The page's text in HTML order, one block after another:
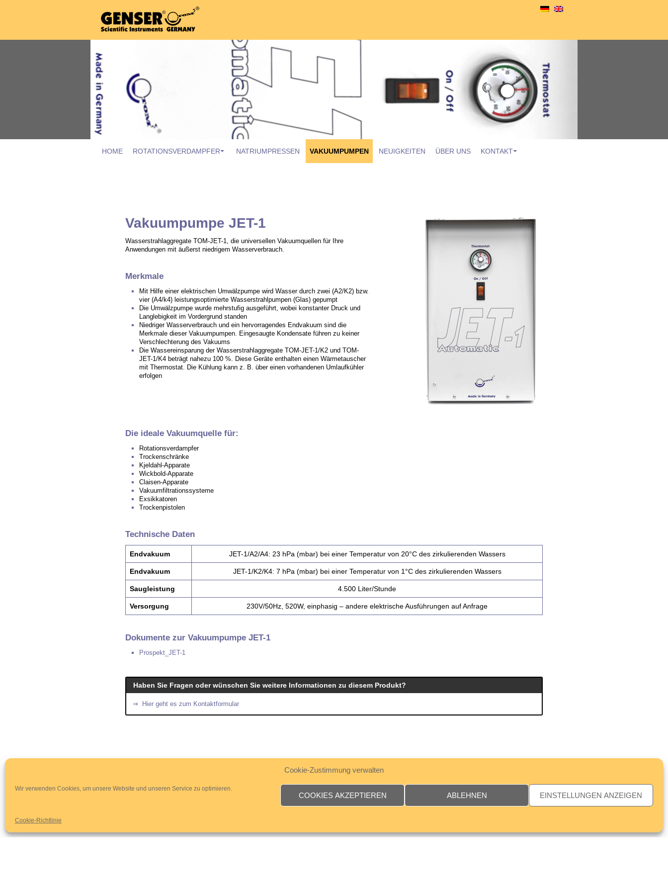
Cookie-Zustimmung verwalten
Wir verwenden Cookies, um unsere Website und unseren Service zu optimieren.
COOKIES AKZEPTIEREN ABLEHNEN EINSTELLUNGEN ANZEIGEN
Cookie-Richtlinie
Genser Rotationsverdampfer & Zubehör
HOME
ROTATIONSVERDAMPFER NATRIUMPRESSEN VAKUUMPUMPEN NEUIGKEITEN ÜBER UNS KONTAKT
Vakuumpumpe JET-1
Wasserstrahlaggregate TOM-JET-1, die universellen Vakuumquellen für Ihre
Anwendungen mit äußerst niedrigem Wasserverbrauch.
Merkmale
Mit Hilfe einer elektrischen Umwälzpumpe wird Wasser durch zwei (A2/K2) bzw.
vier (A4/k4) leistungsoptimierte Wasserstrahlpumpen (Glas) gepumpt
Die Umwälzpumpe wurde mehrstufig ausgeführt, wobei konstanter Druck und
Langlebigkeit im Vordergrund standen
Niedriger Wasserverbrauch und ein hervorragendes Endvakuum sind die
Merkmale dieser Vakuumpumpen. Eingesaugte Kondensate führen zu keiner
Verschlechterung des Vakuums
Die Wassereinsparung der Wasserstrahlaggregate TOM-JET-1/K2 und TOM-
JET-1/K4 beträgt nahezu 100 %. Diese Geräte enthalten einen Wärmetauscher
mit Thermostat. Die Kühlung kann z. B. über einen vorhandenen Umlaufkühler
erfolgen
Die ideale Vakuumquelle für:
Rotationsverdampfer
Trockenschränke
Kjeldahl-Apparate
Wickbold-Apparate
Claisen-Apparate
Vakuumfiltrationssysteme
Exsikkatoren
Trockenpistolen
Technische Daten
Endvakuum JET-1/A2/A4: 23 hPa (mbar) bei einer Temperatur von 20°C des zirkulierenden Wassers
Endvakuum JET-1/K2/K4: 7 hPa (mbar) bei einer Temperatur von 1°C des zirkulierenden Wassers
Saugleistung 4.500 Liter/Stunde
Versorgung 230V/50Hz, 520W, einphasig – andere elektrische Ausführungen auf Anfrage
Dokumente zur Vakuumpumpe JET-1
Prospekt_JET-1
Haben Sie Fragen oder wünschen Sie weitere Informationen zu diesem Produkt?
⇒ Hier geht es zum Kontaktformular